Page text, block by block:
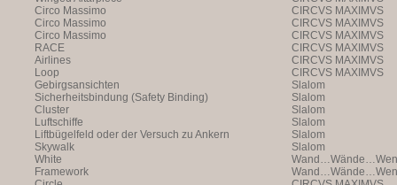
Circo Massimo
CIRCVS MAXIMVS
Circo Massimo
CIRCVS MAXIMVS
Circo Massimo
CIRCVS MAXIMVS
RACE
CIRCVS MAXIMVS
Airlines
CIRCVS MAXIMVS
Loop
CIRCVS MAXIMVS
Gebirgsansichten
Slalom
Sicherheitsbindung (Safety Binding)
Slalom
Cluster
Slalom
Luftschiffe
Slalom
Liftbügelfeld oder der Versuch zu Ankern
Slalom
Skywalk
Slalom
White
Framework